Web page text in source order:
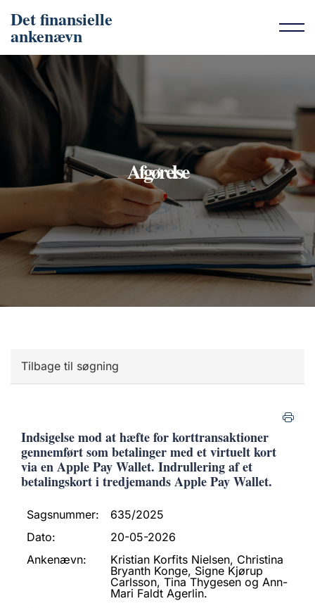
Det finansielle
ankenævn
Afgørelse
Tilbage til søgning
Indsigelse mod at hæfte for korttransaktioner
gennemført som betalinger med et virtuelt kort
via en Apple Pay Wallet. Indrullering af et
betalingskort i tredjemands Apple Pay Wallet.
Sagsnummer:
635/2025
Dato:
20-05-2026
Ankenævn:
Kristian Korfits Nielsen, Christina
Bryanth Konge, Signe Kjørup
Carlsson, Tina Thygesen og Ann-
Mari Faldt Agerlin.